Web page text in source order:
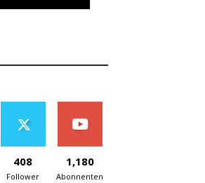
408
Follower
1,180
Abonnenten